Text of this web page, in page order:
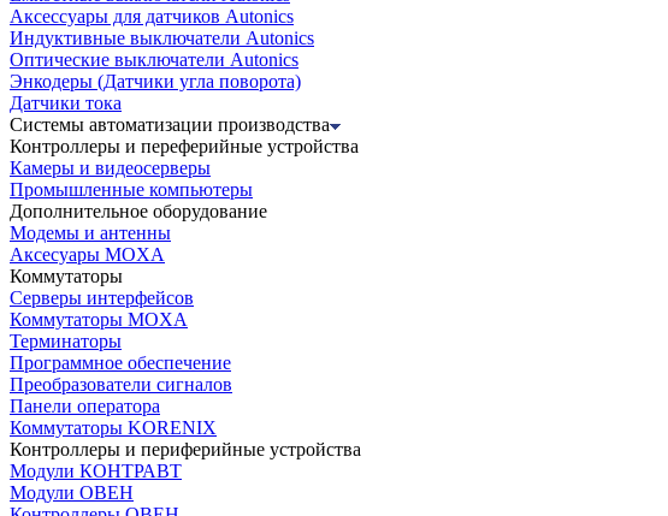
Аксессуары для датчиков Autonics
Индуктивные выключатели Autonics
Оптические выключатели Autonics
Энкодеры (Датчики угла поворота)
Датчики тока
Системы автоматизации производства
Контроллеры и переферийные устройства
Камеры и видеосерверы
Промышленные компьютеры
Дополнительное оборудование
Модемы и антенны
Аксесуары MOXA
Коммутаторы
Серверы интерфейсов
Коммутаторы MOXA
Терминаторы
Программное обеспечение
Преобразователи сигналов
Панели оператора
Коммутаторы KORENIX
Контроллеры и периферийные устройства
Модули КОНТРАВТ
Модули ОВЕН